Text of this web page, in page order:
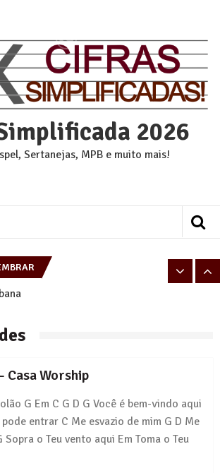
2026
Sertanejas, MPB e muito mais!
Urbana
Urbana
Urbana
Urbana
Casa Worship
G Em C G D G Você é bem-vindo aqui
pode entrar C Me esvazio de mim G D Me
Sopra o Teu vento aqui Em Toma o Teu